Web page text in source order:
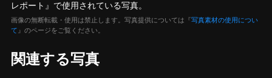
レポート』で使用されている写真。
画像の無断転載・使用は禁止します。写真提供については『写真素材の使用につい
て 』のページをご覧ください。
関連する写真